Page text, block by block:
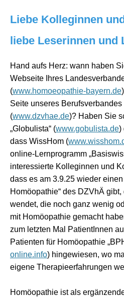
Liebe Kolleginnen
liebe Leserinnen und
Hand aufs Herz: wann haben
Webseite Ihres
(www.homoeopathie-bayern.de
Seite unseres
(www.dzvhae.de)? Haben Sie
„Globulista“ (www.gobulista.de)
dass WissHom (
online-Lernprogramm
interessierte Kolleginnen und
dass es am 3.9.25 wieder
Homöopathie“ des DZVhÄ
wendet, die noch ganz wenig
mit Homöopathie gemacht
zum letzten Mal PatientInnen
Patienten für Homöopathie
online.info) hingewiesen, wo
eigene Therapieerfahrungen
Homöopathie ist als